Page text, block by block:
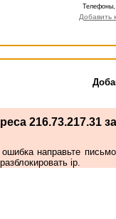
Телефоны,
Добавить
216.73.217.31
направьте
ip.